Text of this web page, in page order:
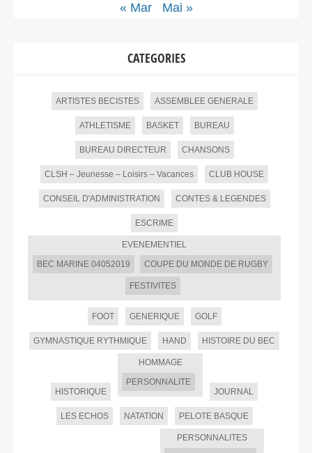
« Mar Mai »
CATEGORIES
ARTISTES BECISTES ASSEMBLEE GENERALE
ATHLETISME BASKET BUREAU
BUREAU DIRECTEUR CHANSONS
CLSH – Jeunesse – Loisirs – Vacances CLUB HOUSE
CONSEIL D'ADMINISTRATION CONTES & LEGENDES
ESCRIME
EVENEMENTIEL
BEC MARINE 04052019
COUPE DU MONDE DE RUGBY
FESTIVITES
FOOT GENERIQUE GOLF
GYMNASTIQUE RYTHMIQUE HAND HISTOIRE DU BEC
HISTORIQUE
HOMMAGE
PERSONNALITE
JOURNAL
LES ECHOS NATATION PELOTE BASQUE
PERSONNALITES